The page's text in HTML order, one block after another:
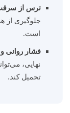
ترس از
جلوگیری از
است.
فشار روانی
نهایی،
تحمیل کند.